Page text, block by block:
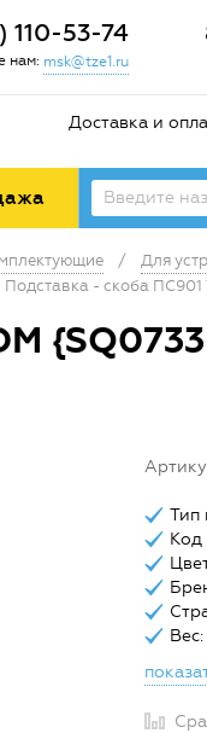
110-53-74
нам: msk@tze1.ru
Доставка и
/ Для
Подставка - скоба ПС901
Тип
Код